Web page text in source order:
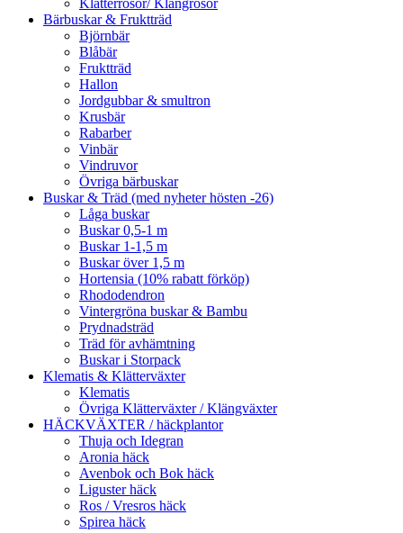
Bärbuskar & Fruktträd
Björnbär
Blåbär
Fruktträd
Hallon
Jordgubbar & smultron
Krusbär
Rabarber
Vinbär
Vindruvor
Övriga bärbuskar
Buskar & Träd (med nyheter hösten -26)
Låga buskar
Buskar 0,5-1 m
Buskar 1-1,5 m
Buskar över 1,5 m
Hortensia (10% rabatt förköp)
Rhododendron
Vintergröna buskar & Bambu
Prydnadsträd
Träd för avhämtning
Buskar i Storpack
Klematis & Klätterväxter
Klematis
Övriga Klätterväxter / Klängväxter
HÄCKVÄXTER / häckplantor
Thuja och Idegran
Aronia häck
Avenbok och Bok häck
Liguster häck
Ros / Vresros häck
Spirea häck